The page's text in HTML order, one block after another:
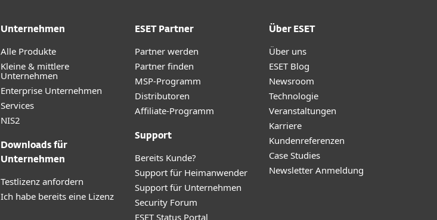
Unternehmen
Alle Produkte
Kleine & mittlere
Unternehmen
Enterprise Unternehmen
Services
NIS2
Downloads für
Unternehmen
Testlizenz anfordern
Ich habe bereits eine Lizenz
ESET Partner
Partner werden
Partner finden
MSP-Programm
Distributoren
Affiliate-Programm
Support
Bereits Kunde?
Support für Heimanwender
Support für Unternehmen
Security Forum
ESET Status Portal
Über ESET
Über uns
ESET Blog
Newsroom
Technologie
Veranstaltungen
Karriere
Kundenreferenzen
Case Studies
Newsletter Anmeldung